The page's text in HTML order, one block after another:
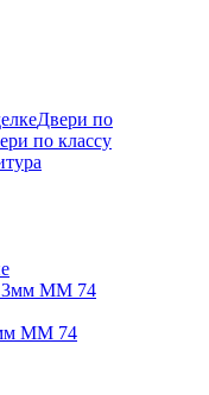
Двери по
по классу
ММ 74